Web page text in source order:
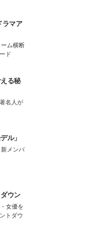
ラマア
ム横断
ド
る秘
名人が
ル」
メンバ
ウン
女優を
トダウ